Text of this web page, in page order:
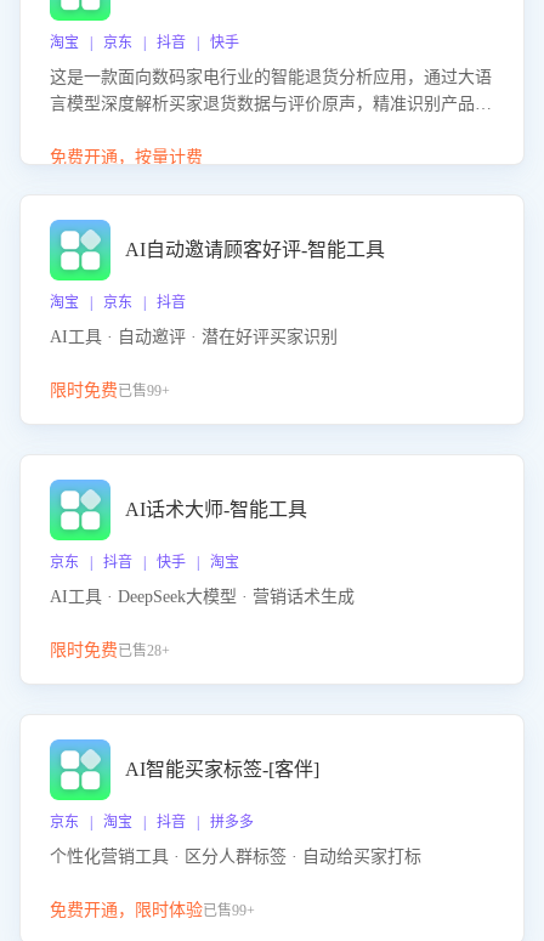
淘宝 | 京东 | 抖音 | 快手
这是一款面向数码家电行业的智能退货分析应用，通过大语
言模型深度解析买家退货数据与评价原声，精准识别产品质
改进建议，通过挖掘用户痛点驱动产品迭代，从根本上降低
免费开通，按量计费
AI自动邀请顾客好评-智能工具
淘宝 | 京东 | 抖音
AI工具 · 自动邀评 · 潜在好评买家识别
限时免费已售99+
AI话术大师-智能工具
京东 | 抖音 | 快手 | 淘宝
AI工具 · DeepSeek大模型 · 营销话术生成
限时免费已售28+
AI智能买家标签-[客伴]
京东 | 淘宝 | 抖音 | 拼多多
个性化营销工具 · 区分人群标签 · 自动给买家打标
免费开通，限时体验已售99+